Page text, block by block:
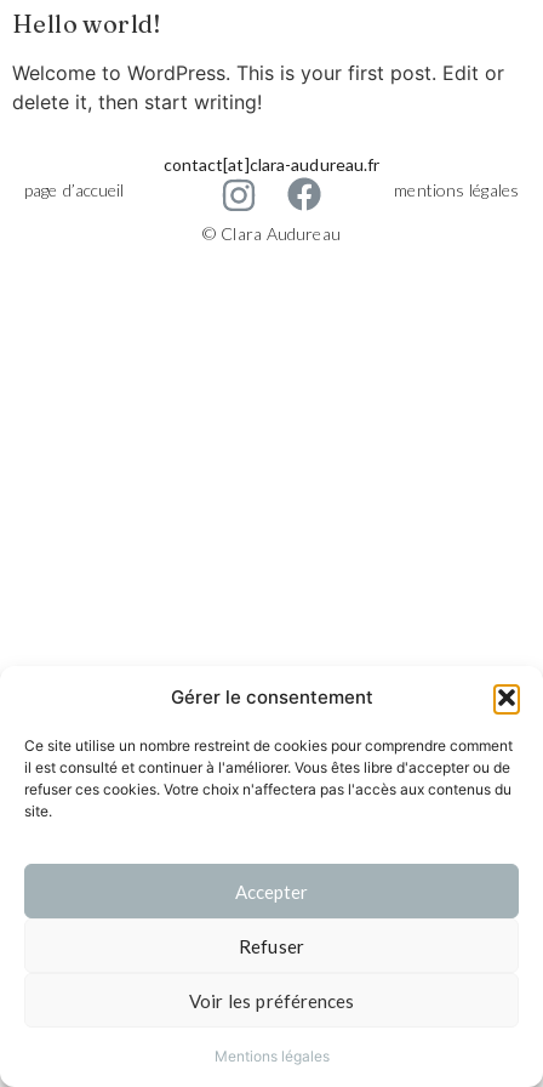
Gérer le consentement
Ce site utilise un nombre restreint de cookies pour comprendre comment
il est consulté et continuer à l'améliorer. Vous êtes libre d'accepter ou de
refuser ces cookies. Votre choix n'affectera pas l'accès aux contenus du
site.
Accepter
Refuser
Voir les préférences
Mentions légales
Hello world!
Welcome to WordPress. This is your first post. Edit or
delete it, then start writing!
contact[at]clara-audureau.fr
page d’accueil
mentions légales
© Clara Audureau